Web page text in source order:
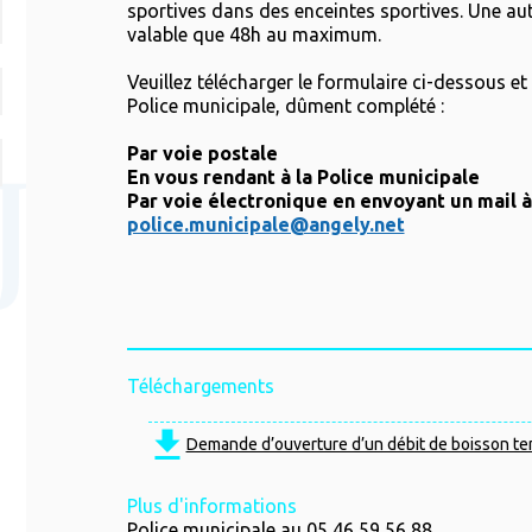
sportives dans des enceintes sportives. Une
valable que 48h au maximum.
Veuillez télécharger le formulaire ci-dessous
Police municipale, dûment complété :
Par voie postale
En vous rendant à la Police municipale
Par voie électronique en envoyant un mail à
police.municipale@angely.net
Téléchargements
Demande d’ouverture d’un débit de boisson
Plus d'informations